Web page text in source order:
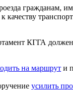
гражданам,
КГГА
на маршрут и
усилить